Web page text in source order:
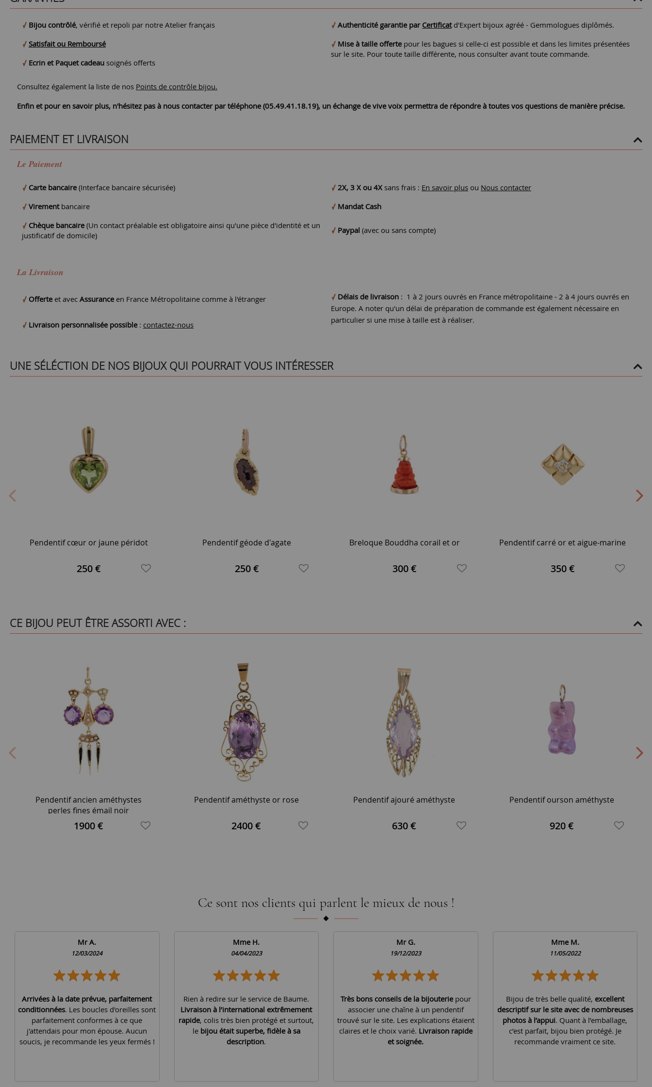
Bijou contrôlé, vérifié et repoli par notre Atelier français Authenticité garantie par Certificatd'Expert bijoux agréé - Gemmologues diplômés.
Satisfait ou Remboursé
Mise à taille offertepour les bagues si celle-ci est possible et dans les limites présentées
sur le site. Pour toute taille différente, nous consulter avant toute commande.
Ecrin et Paquet cadeau soignés offerts
Consultez également la liste de nos Points de contrôle bijou.
Enfin et pour en savoir plus, n'hésitez pas à nous contacter par téléphone (05.49.41.18.19), un échange de vive voix permettra de répondre à toutes vos questions de manière précise.
PAIEMENT ET LIVRAISON
Le Paiement
Carte bancaire(Interface bancaire sécurisée) 2X, 3 X ou 4Xsans frais : En savoir plus ou Nous contacter
Virementbancaire
Mandat Cash
Chèque bancaire(Un contact préalable est obligatoire ainsi qu'une pièce d'identité et un
justificatif de domicile)
Paypal (avec ou sans compte)
La Livraison
Offerteet avec Assuranceen France Métropolitaine comme à l'étranger Délais de livraison : 1 à 2 jours ouvrés en France métropolitaine - 2 à 4 jours ouvrés en
Europe. A noter qu'un délai de préparation de commande est également nécessaire en
particulier si une mise à taille est à réaliser.
Livraison personnalisée possible : contactez-nous
UNE SÉLÉCTION DE NOS BIJOUX QUI POURRAIT VOUS INTÉRESSER
Pendentif cœur or jaune péridot
250 €
Pendentif géode d'agate
250 €
Breloque Bouddha corail et or
300 €
Pendentif carré or et aigue-marine
350 €
CE BIJOU PEUT ÊTRE ASSORTI AVEC :
Pendentif ancien améthystes
perles fines émail noir
1900 €
Pendentif améthyste or rose
2400 €
Pendentif ajouré améthyste
630 €
Pendentif ourson améthyste
920 €
Ce sont nos clients qui parlent le mieux de nous !
Mr A.
12/03/2024
Arrivées à la date prévue, parfaitement
conditionnées. Les boucles d'oreilles sont
parfaitement conformes à ce que
j'attendais pour mon épouse. Aucun
soucis, je recommande les yeux fermés !
Mme H.
04/04/2023
Rien à redire sur le service de Baume.
Livraison à l’international extrêmement
rapide, colis très bien protégé et surtout,
le bijou était superbe, fidèle à sa
description.
Mr G.
19/12/2023
Très bons conseils de la bijouteriepour
associer une chaîne à un pendentif
trouvé sur le site. Les explications étaient
claires et le choix varié. Livraison rapide
et soignée.
Mme M.
11/05/2022
Bijou de très belle qualité, excellent
descriptif sur le site avec de nombreuses
photos à l’appui. Quant à l’emballage,
c’est parfait, bijou bien protégé. Je
recommande vraiment ce site.